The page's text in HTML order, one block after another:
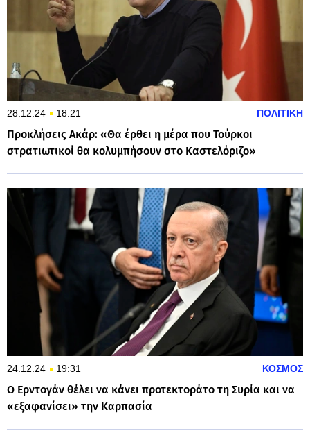
28.12.24 18:21 ΠΟΛΙΤΙΚΗ
Προκλήσεις Ακάρ: «Θα έρθει η μέρα που Τούρκοι
στρατιωτικοί θα κολυμπήσουν στο Καστελόριζο»
24.12.24 19:31 ΚΟΣΜΟΣ
Ο Ερντογάν θέλει να κάνει προτεκτοράτο τη Συρία και να
«εξαφανίσει» την Καρπασία